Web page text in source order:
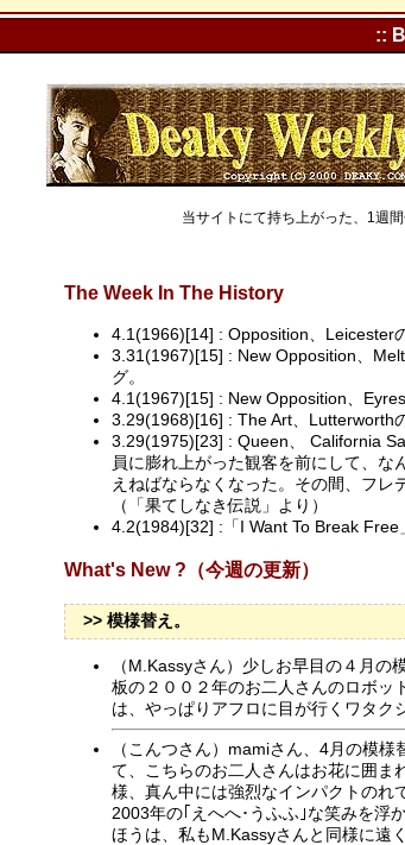
::
当サイトにて持ち上がった、1週
The Week In The History
4.1(1966)[14] : Opposition、Leicester
3.31(1967)[15] : New Opposition、
グ。
4.1(1967)[15] : New Opposition、
3.29(1968)[16] : The Art、Lutterworth
3.29(1975)[23] : Queen、 California
員に膨れ上がった観客を前にして、
えねばならなくなった。その間、フレ
（「果てしなき伝説」より）
4.2(1984)[32] :「I Want To Break Free
What's New ?（今週の更新）
>> 模様替え。
（M.Kassyさん）少しお早目の４月
板の２００２年のお二人さんのロボッ
は、やっぱりアフロに目が行くワタク
（こんつさん）mamiさん、4月の模
て、こちらのお二人さんはお花に囲ま
様、真ん中には強烈なインパクトの
2003年の｢えへへ･うふふ｣な笑みを浮
ほうは、私もM.Kassyさんと同様に遠